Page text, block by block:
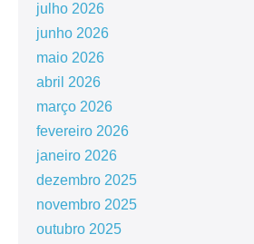
julho 2026
junho 2026
maio 2026
abril 2026
março 2026
fevereiro 2026
janeiro 2026
dezembro 2025
novembro 2025
outubro 2025